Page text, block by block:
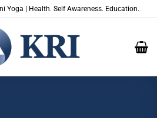
Yoga | Health. Self Awareness. Education.